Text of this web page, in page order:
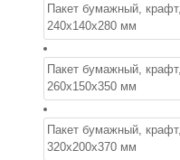
Пакет бумажный, крафт,
240х140х280 мм
Пакет бумажный, крафт,
260х150х350 мм
Пакет бумажный, крафт,
320х200х370 мм